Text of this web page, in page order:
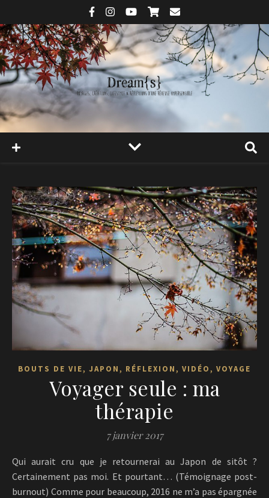
BOUTS DE VIE, JAPON , RÉFLEXION , VIDÉO , VOYAGE
Voyager seule : ma
thérapie
7 janvier 2017
Qui aurait cru que je retournerai au Japon de sitôt ?
Certainement pas moi. Et pourtant… (Témoignage post-
burnout) Comme pour beaucoup, 2016 ne m’a pas épargnée